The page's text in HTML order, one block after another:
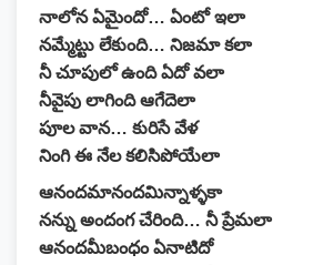
నాలోన ఏమైందో… ఏంటో ఇలా
నమ్మేట్టు లేకుంది… నిజమా కలా
నీ చూపులో ఉంది ఏదో వలా
నీవైపు లాగింది ఆగేదెలా
పూల వాన… కురిసే వేళ
నింగి ఈ నేల కలిసిపోయేలా
ఆనందమానందమిన్నాళ్ళకా
నన్ను అందంగ చేరింది… నీ ప్రేమలా
ఆనందమీబంధం ఏనాటిదో